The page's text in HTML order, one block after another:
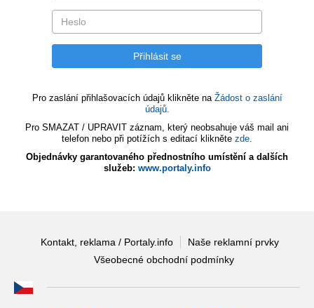
Pro zaslání přihlašovacích údajů klikněte na Žádost o zaslání
údajů.
Pro SMAZAT / UPRAVIT záznam, který neobsahuje váš mail ani
telefon nebo při potížích s editací klikněte zde.
Objednávky garantovaného přednostního umístění a dalších
služeb: www.portaly.info
Kontakt, reklama / Portaly.info
Naše reklamní prvky
Všeobecné obchodní podmínky